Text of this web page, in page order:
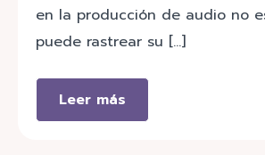
en la producción de audio no
puede rastrear su […]
Leer más